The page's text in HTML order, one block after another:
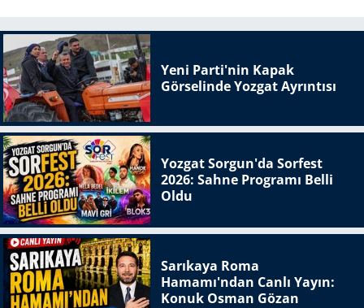
Yeni Parti'nin Kapak
Görselinde Yozgat Ayrıntısı
Yozgat Sorgun'da Sorfest
2026: Sahne Programı Belli
Oldu
Sarıkaya Roma
Hamamı'ndan Canlı Yayın:
Konuk Osman Gözan